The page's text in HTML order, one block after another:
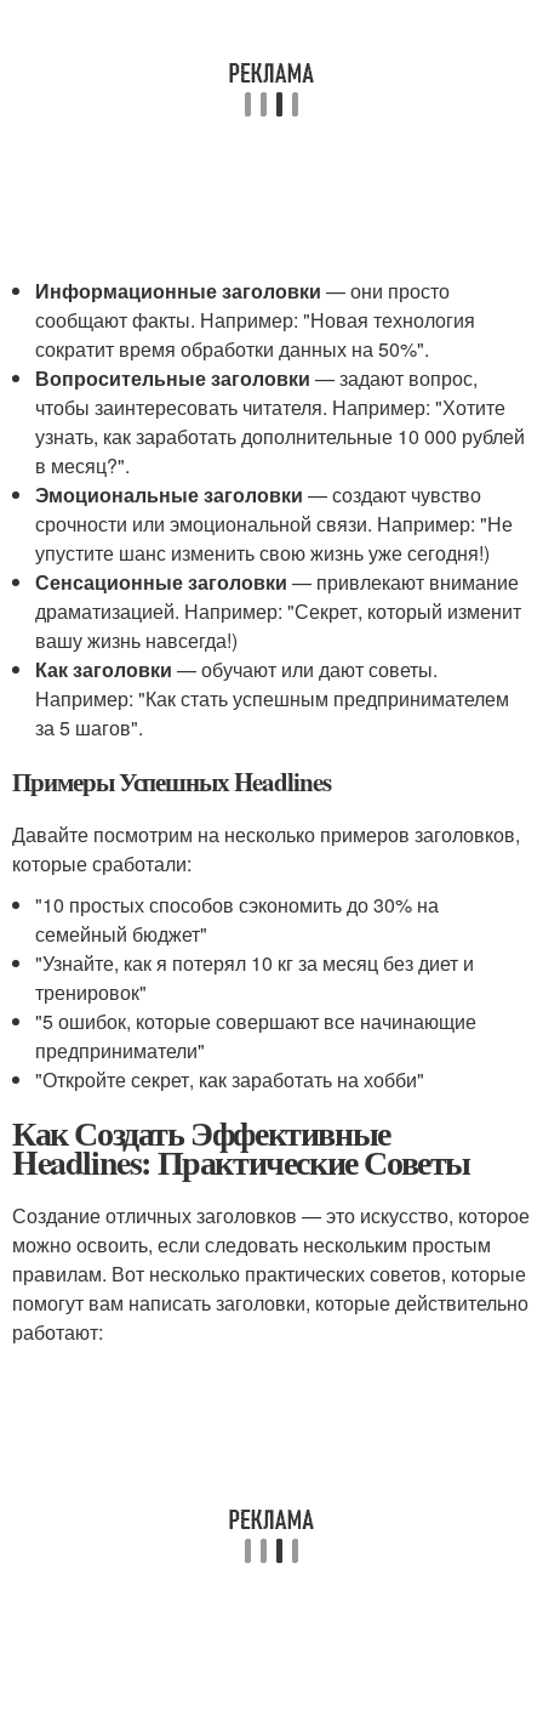
Информационные заголовки — они просто
сообщают факты. Например: "Новая технология
сократит время обработки данных на 50%".
Вопросительные заголовки — задают вопрос,
чтобы заинтересовать читателя. Например: "Хотите
узнать, как заработать дополнительные 10 000 рублей
в месяц?".
Эмоциональные заголовки — создают чувство
срочности или эмоциональной связи. Например: "Не
упустите шанс изменить свою жизнь уже сегодня!)
Сенсационные заголовки — привлекают внимание
драматизацией. Например: "Секрет, который изменит
вашу жизнь навсегда!)
Как заголовки — обучают или дают советы.
Например: "Как стать успешным предпринимателем
за 5 шагов".
Примеры Успешных Headlines
Давайте посмотрим на несколько примеров заголовков,
которые сработали:
"10 простых способов сэкономить до 30% на
семейный бюджет"
"Узнайте, как я потерял 10 кг за месяц без диет и
тренировок"
"5 ошибок, которые совершают все начинающие
предприниматели"
"Откройте секрет, как заработать на хобби"
Как Создать Эффективные
Headlines: Практические Советы
Создание отличных заголовков — это искусство, которое
можно освоить, если следовать нескольким простым
правилам. Вот несколько практических советов, которые
помогут вам написать заголовки, которые действительно
работают: